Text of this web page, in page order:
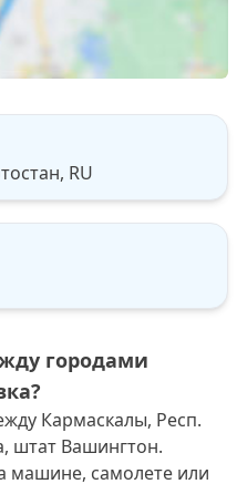
RU
городами
Кармаскалы, Респ.
штат Вашингтон.
машине, самолете или